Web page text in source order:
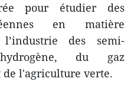
pour étudier des
en matière
des semi-
du gaz
l'agriculture verte.